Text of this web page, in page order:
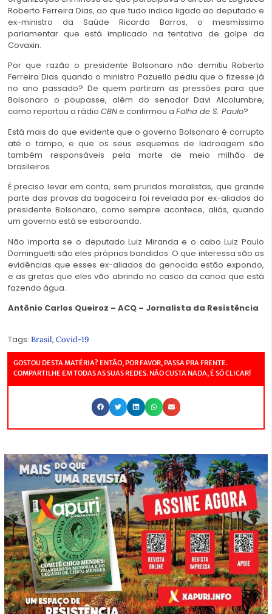
Roberto Ferreira Dias, ao que tudo indica ligado ao deputado e
ex-ministro da Saúde Ricardo Barros, o mesmíssimo
parlamentar que está implicado na tentativa de golpe da
Covaxin.
Por que razão o presidente Bolsonaro não demitiu Roberto
Ferreira Dias quando o ministro Pazuello pediu que o fizesse já
no ano passado? De quem partiram as pressões para que
Bolsonaro o poupasse, além do senador Davi Alcolumbre,
como reportou a rádio CBNe confirmou a Folha de S. Paulo?
Está mais do que evidente que o governo Bolsonaro é corrupto
até o tampo, e que os seus esquemas de ladroagem são
também responsáveis pela morte de meio milhão de
brasileiros.
É preciso levar em conta, sem pruridos moralistas, que grande
parte das provas da bagaceira foi revelada por ex-aliados do
presidente Bolsonaro, como sempre acontece, aliás, quando
um governo está se esboroando.
Não importa se o deputado Luiz Miranda e o cabo Luiz Paulo
Dominguetti são eles próprios bandidos. O que interessa são as
evidências que esses ex-aliados do genocida estão expondo,
e as gretas que eles vão abrindo no casco da canoa que está
fazendo água.
Antônio Carlos Queiroz – ACQ – Jornalista da Resistência
Tags: Brasil, Covid-19
GOSTOU DESTA MATÉRIA? ENTÃO, POR FAVOR, PASSA PRA FRENTE.
COMPARTILHE EM TODAS AS SUAS REDES. NÃO CUSTA NADA, É SÓ CLICAR!